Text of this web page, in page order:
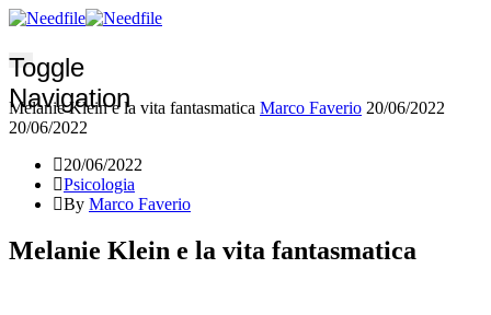
Toggle
Navigation
Melanie Klein e la vita fantasmatica Marco Faverio 20/06/2022
20/06/2022
20/06/2022
Psicologia
By Marco Faverio
Melanie Klein e la vita fantasmatica